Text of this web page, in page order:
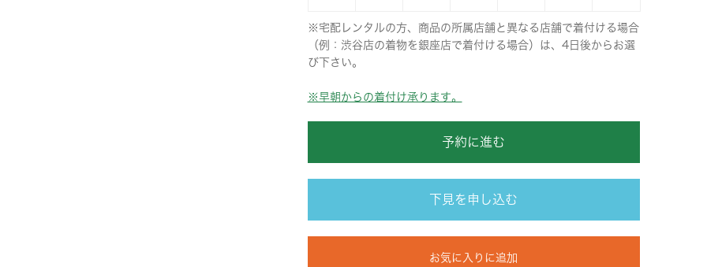
※宅配レンタルの方、商品の所属店舗と異なる店舗で着付ける場合
（例：渋谷店の着物を銀座店で着付ける場合）は、4日後からお選
び下さい。
※早朝からの着付け承ります。
予約に進む
下見を申し込む
お気に入りに追加